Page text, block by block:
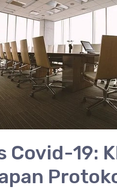
Covid-19: